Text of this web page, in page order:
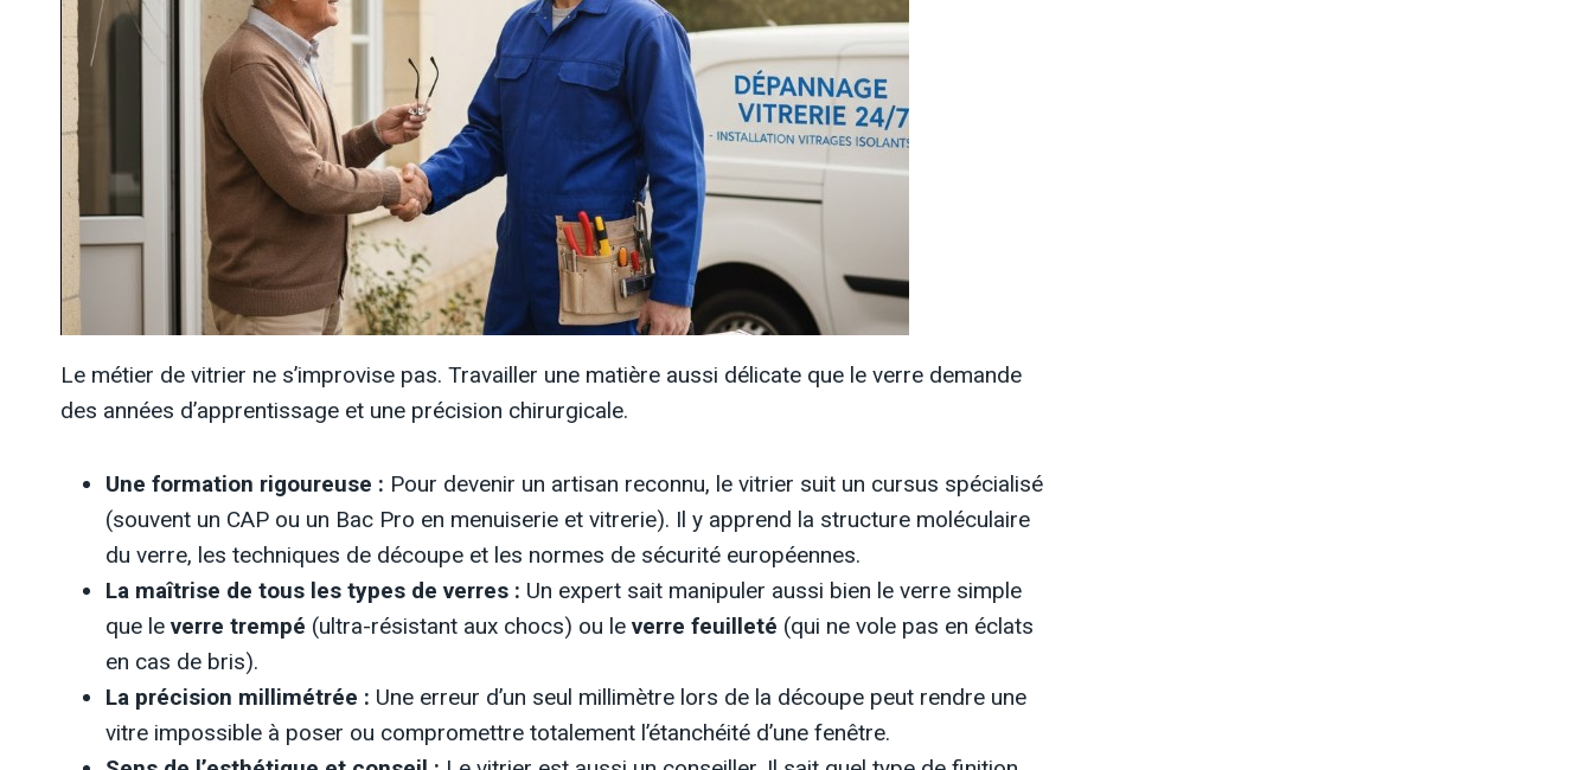
Le métier de vitrier ne s’improvise pas. Travailler une matière aussi délicate que le verre demande
des années d’apprentissage et une précision chirurgicale.
Une formation rigoureuse : Pour devenir un artisan reconnu, le vitrier suit un cursus spécialisé
(souvent un CAP ou un Bac Pro en menuiserie et vitrerie). Il y apprend la structure moléculaire
du verre, les techniques de découpe et les normes de sécurité européennes.
La maîtrise de tous les types de verres : Un expert sait manipuler aussi bien le verre simple
que le verre trempé (ultra-résistant aux chocs) ou le verre feuilleté (qui ne vole pas en éclats
en cas de bris).
La précision millimétrée : Une erreur d’un seul millimètre lors de la découpe peut rendre une
vitre impossible à poser ou compromettre totalement l’étanchéité d’une fenêtre.